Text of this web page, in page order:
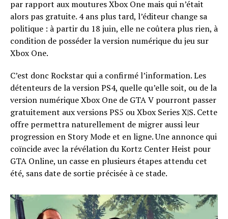
par rapport aux moutures Xbox One mais qui n’était
alors pas gratuite. 4 ans plus tard, l’éditeur change sa
politique : à partir du 18 juin, elle ne coûtera plus rien, à
condition de posséder la version numérique du jeu sur
Xbox One.
C’est donc Rockstar qui a confirmé l’information. Les
détenteurs de la version PS4, quelle qu’elle soit, ou de la
version numérique Xbox One de GTA V pourront passer
gratuitement aux versions PS5 ou Xbox Series X|S. Cette
offre permettra naturellement de migrer aussi leur
progression en Story Mode et en ligne. Une annonce qui
coïncide avec la révélation du Kortz Center Heist pour
GTA Online, un casse en plusieurs étapes attendu cet
été, sans date de sortie précisée à ce stade.